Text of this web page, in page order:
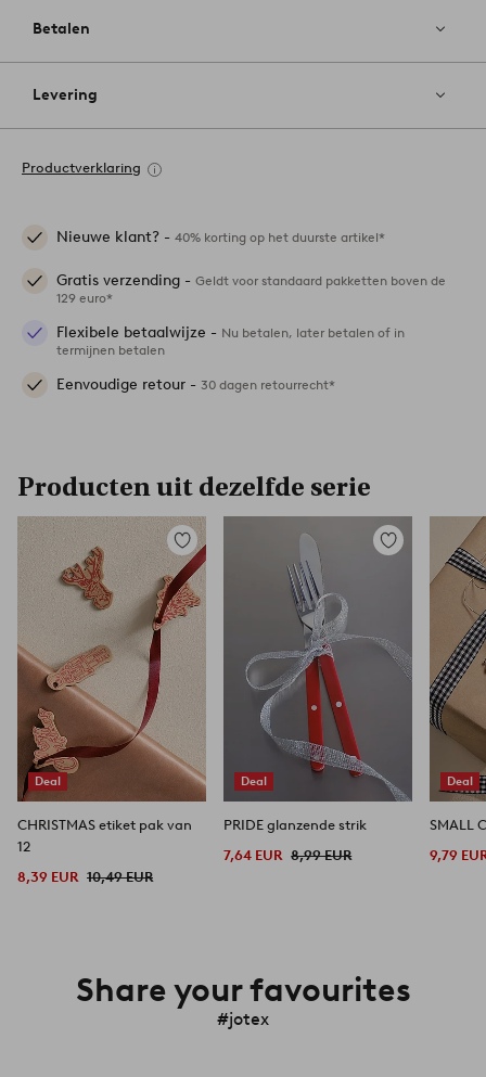
Betalen
Levering
Productverklaring
Nieuwe klant? - 40% korting op het duurste artikel*
Gratis verzending - Geldt voor standaard pakketten boven de
129 euro*
Flexibele betaalwijze - Nu betalen, later betalen of in
termijnen betalen
Eenvoudige retour - 30 dagen retourrecht*
Producten uit dezelfde serie
Deal
Toevoegen
aan
favorieten
CHRISTMAS etiket pak van
12
8,39 EUR 10,49 EUR
Deal
Toevoegen
favorieten
PRIDE glanzende strik
7,64 EUR 8,99 EUR
Deal
9,79
Share your favourites
#jotex